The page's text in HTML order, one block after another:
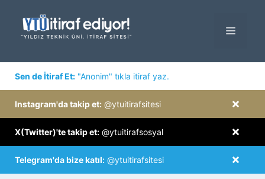
MENÜ
Sen de İtiraf Et: "Anonim" tıkla itiraf yaz.
×
Instagram'da takip et: @ytuitirafsitesi
×
X(Twitter)'te takip et: @ytuitirafsosyal
×
Telegram'da bize katıl: @ytuitirafsitesi